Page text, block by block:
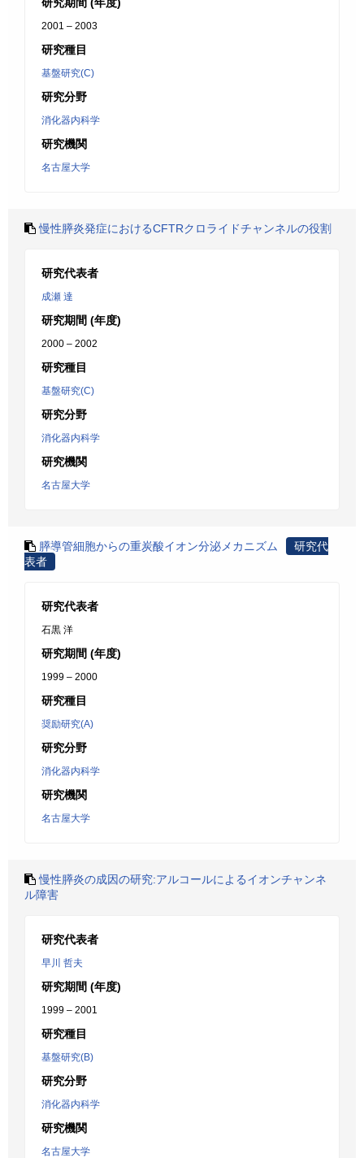
2001 – 2003
研究種目
基盤研究(C)
研究分野
消化器内科学
研究機関
名古屋大学
慢性膵炎発症におけるCFTRクロライドチャンネルの役割
研究代表者
成瀬 達
研究期間 (年度)
2000 – 2002
研究種目
基盤研究(C)
研究分野
消化器内科学
研究機関
名古屋大学
膵導管細胞からの重炭酸イオン分泌メカニズム
研究代
表者
研究代表者
石黒 洋
研究期間 (年度)
1999 – 2000
研究種目
奨励研究(A)
研究分野
消化器内科学
研究機関
名古屋大学
慢性膵炎の成因の研究:アルコールによるイオンチャンネ
ル障害
研究代表者
早川 哲夫
研究期間 (年度)
1999 – 2001
研究種目
基盤研究(B)
研究分野
消化器内科学
研究機関
名古屋大学